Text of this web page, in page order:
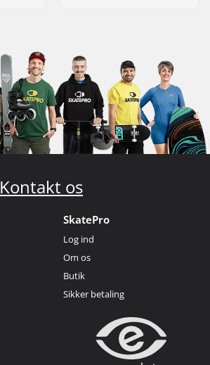
Kontakt os
SkatePro
Log ind
Om os
Butik
Sikker betaling